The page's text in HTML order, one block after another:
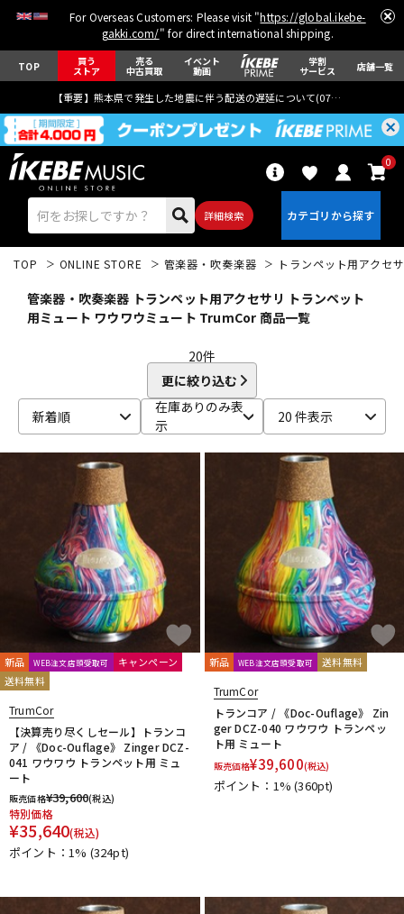
For Overseas Customers: Please visit "https://global.ikebe-
gakki.com/" for direct international shipping.
TOP 買う
ストア
売る
中古買取
イベント
動画
学割
サービス 店舗一覧
【重要】熊本県で発生した地震に伴う配送の遅延について(07月29日
詳細検索
0
ベース ウクレレ
ドラム パーカッション
キーボード 電子ピアノ
管楽器 その他楽器
DJ機器
TOP ONLINE STORE 管楽器・吹奏楽器 トランペット用アクセ
管楽器・吹奏楽器 トランペット用アクセサリ トランペット
用ミュート ワウワウミュート TrumCor 商品一覧
20件
更に絞り込む
新着順
在庫ありのみ表
示
20 件表示
新品 WEB注文店頭受取可
キャンペーン
送料無料
TrumCor
【決算売り尽くしセール】トランコ
ア / 《Doc-Ouflage》 Zinger DCZ-
041 ワウワウ トランペット用 ミュ
ート
販売価格¥39,600(税込)
特別価格
¥35,640(税込)
ポイント：1% (324pt)
新品 WEB注文店頭受取可 送料無料
TrumCor
トランコア / 《Doc-Ouflage》 Zin
ger DCZ-040 ワウワウ トランペッ
ト用 ミュート
販売価格¥39,600(税込)
ポイント：1%(360pt)